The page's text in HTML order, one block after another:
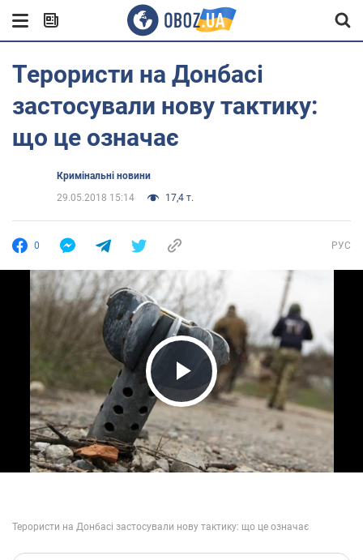
Терористи на Донбасі
застосували нову тактику:
що це означає
Кримінальні новини
29.05.2018 15:14
17,4 т.
0 РУС
Play Video